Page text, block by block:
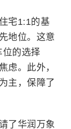
宅1:1的基
地位。这意
位的选择
虑。此外，
主，保障了
了华润万象